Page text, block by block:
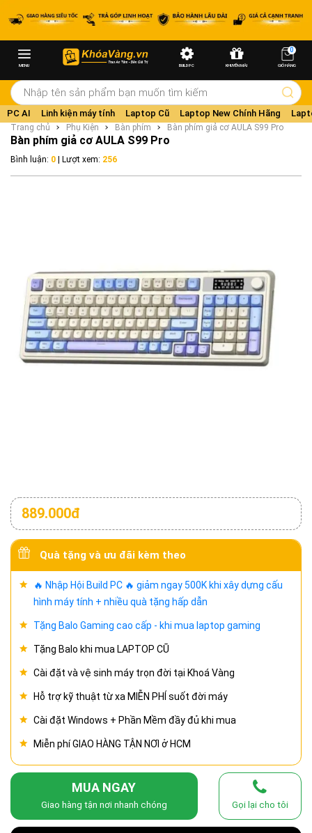
MENU BUILD PC KHUYẾN MÃI
0
GIỎ HÀNG
PC AI Linh kiện máy tính Laptop Cũ Laptop New Chính Hãng
Trang chủ Phụ Kiện Bàn phím Bàn phím giả cơ AULA S99 Pro
Bàn phím giả cơ AULA S99 Pro
Bình luận: 0 | Lượt xem: 256
889.000đ
Quà tặng và ưu đãi kèm theo
🔥 Nhập Hội Build PC 🔥 giảm ngay 500K khi xây dựng cấu
hình máy tính + nhiều quà tặng hấp dẫn
Tặng Balo Gaming cao cấp - khi mua laptop gaming
Tặng Balo khi mua LAPTOP CŨ
Cài đặt và vệ sinh máy trọn đời tại Khoá Vàng
Hỗ trợ kỹ thuật từ xa MIỄN PHÍ suốt đời máy
Cài đặt Windows + Phần Mềm đầy đủ khi mua
Miễn phí GIAO HÀNG TẬN NƠI ở HCM
MUA NGAY
Giao hàng tận nơi nhanh chóng Gọi lại cho tôi